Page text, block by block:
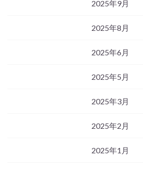
2025年9月
2025年8月
2025年6月
2025年5月
2025年3月
2025年2月
2025年1月